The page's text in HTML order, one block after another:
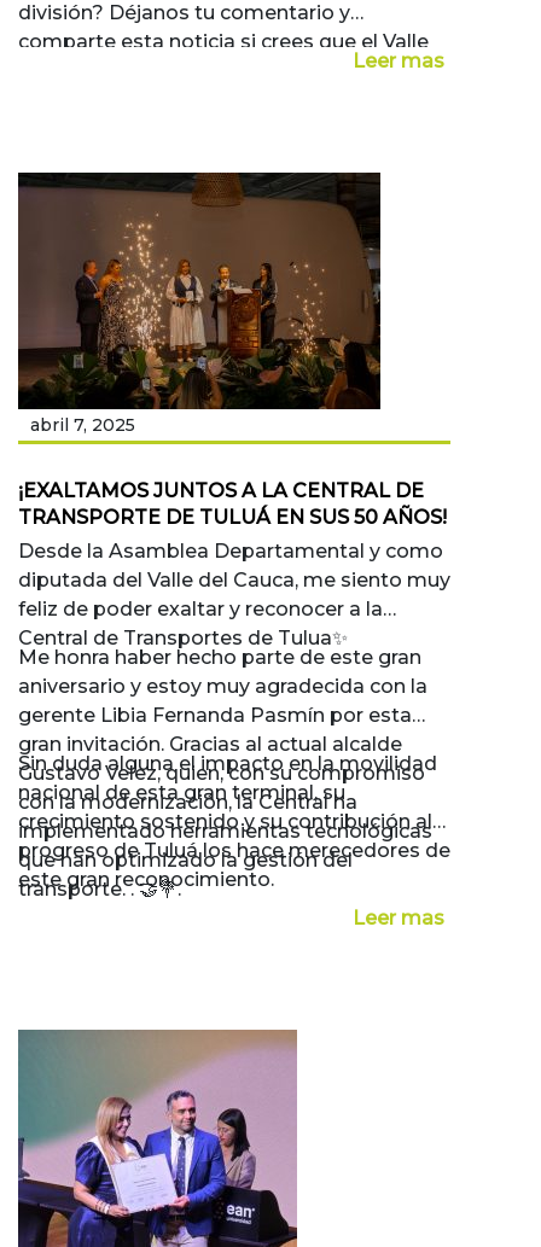
división? Déjanos tu comentario y
comparte esta noticia si crees que el Valle
Leer mas
abril 7, 2025
¡EXALTAMOS JUNTOS A LA CENTRAL DE
TRANSPORTE DE TULUÁ EN SUS 50 AÑOS!
Desde la Asamblea Departamental y como
diputada del Valle del Cauca, me siento muy
feliz de poder exaltar y reconocer a la
Central de Transportes de Tulua✨
Me honra haber hecho parte de este gran
aniversario y estoy muy agradecida con la
gerente Libia Fernanda Pasmín por esta
gran invitación. Gracias al actual alcalde
Gustavo Velez, quien, con su compromiso
con la modernización, la Central ha
implementado herramientas tecnológicas
que han optimizado la gestión del
transporte. . 🤝💐.
Sin duda alguna el impacto en la movilidad
nacional de esta gran terminal, su
crecimiento sostenido y su contribución al
progreso de Tuluá los hace merecedores de
este gran reconocimiento.
Leer mas